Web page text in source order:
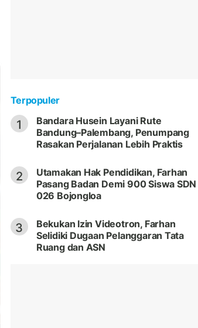
Terpopuler
1
Bandara Husein Layani Rute
Bandung–Palembang, Penumpang
Rasakan Perjalanan Lebih Praktis
2
Utamakan Hak Pendidikan, Farhan
Pasang Badan Demi 900 Siswa SDN
026 Bojongloa
3
Bekukan Izin Videotron, Farhan
Selidiki Dugaan Pelanggaran Tata
Ruang dan ASN